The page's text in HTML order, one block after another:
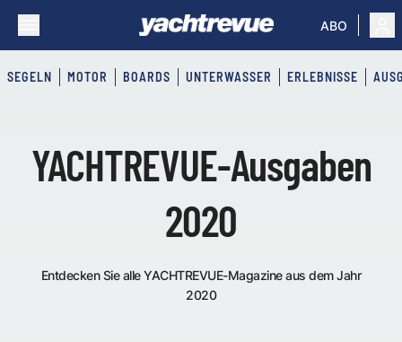
ABO
SEGELN MOTOR BOARDS UNTERWASSER ERLEBNISSE
YACHTREVUE-Ausgaben
2020
Entdecken Sie alle YACHTREVUE-Magazine aus dem Jahr
2020